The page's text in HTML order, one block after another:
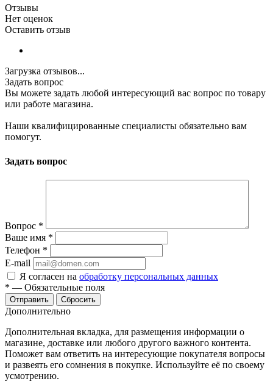
Отзывы
Нет оценок
Оставить отзыв
Загрузка отзывов...
Задать вопрос
Вы можете задать любой интересующий вас вопрос по товару
или работе магазина.
Наши квалифицированные специалисты обязательно вам
помогут.
Задать вопрос
Вопрос *
Ваше имя *
Телефон *
E-mail
Я согласен на обработку персональных данных
* — Обязательные поля
Отправить Сбросить
Дополнительно
Дополнительная вкладка, для размещения информации о
магазине, доставке или любого другого важного контента.
Поможет вам ответить на интересующие покупателя вопросы
и развеять его сомнения в покупке. Используйте её по своему
усмотрению.